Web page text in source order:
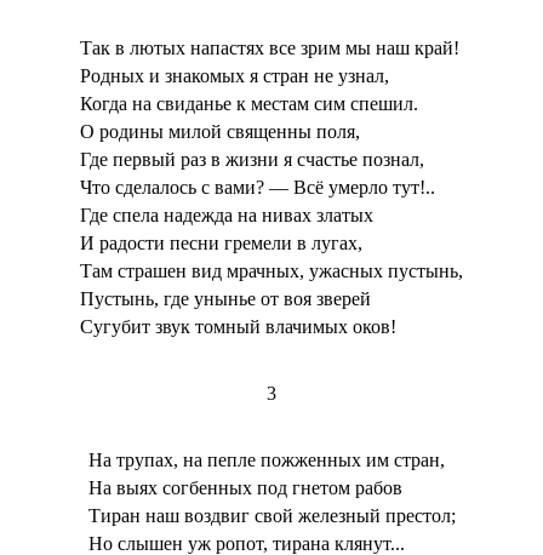
Так в лютых напастях все зрим мы наш край!
Родных и знакомых я стран не узнал,
Когда на свиданье к местам сим спешил.
О родины милой священны поля,
Где первый раз в жизни я счастье познал,
Что сделалось с вами? — Всё умерло тут!..
Где спела надежда на нивах златых
И радости песни гремели в лугах,
Там страшен вид мрачных, ужасных пустынь,
Пустынь, где унынье от воя зверей
Сугубит звук томный влачимых оков!
3
На трупах, на пепле пожженных им стран,
На выях согбенных под гнетом рабов
Тиран наш воздвиг свой железный престол;
Но слышен уж ропот, тирана клянут...